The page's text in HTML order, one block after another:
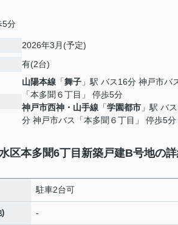
5分
2026年3月(予定)
有(2台)
山陽本線 「舞子 」駅 バス16分 神戸市バ
「本多聞６丁目」 停歩5分
神戸市西神・山手線 「学園都市 」駅 バ
分 神戸市バス「本多聞６丁目」 停歩5分
区本多聞6丁目新築戸建B号地の詳
駐車2台可
) -